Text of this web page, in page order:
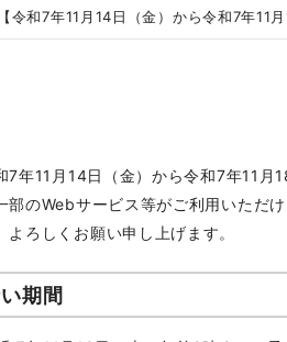
和7年11月14日（金）から令和7年11月
年11月14日（金）から令和7年11月
のWebサービス等がご利用いただ
ろしくお願い申し上げます。
期間